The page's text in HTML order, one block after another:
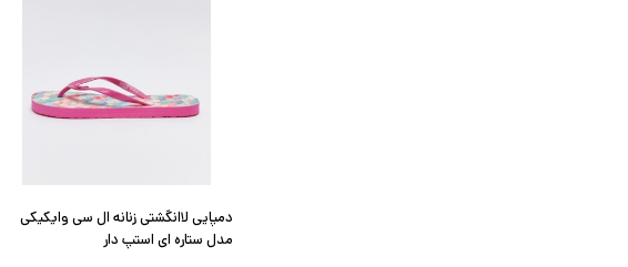
دمپایی لاانگشتی زنانه ال سی وایکیکی
مدل ستاره ای استپ دار